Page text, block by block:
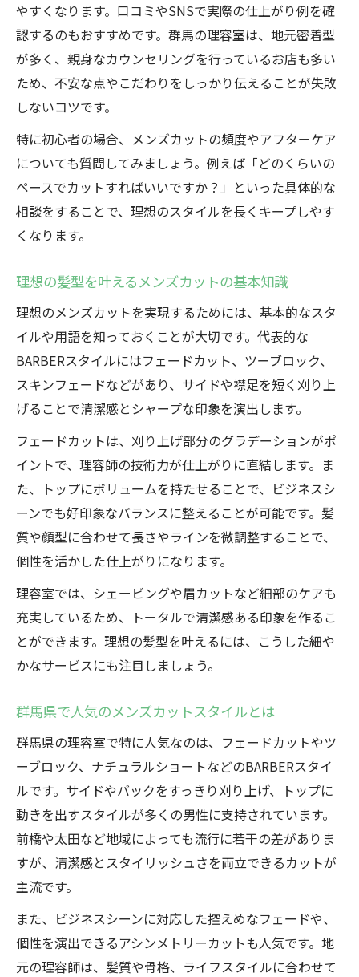
やすくなります。口コミやSNSで実際の仕上がり例を確
認するのもおすすめです。群馬の理容室は、地元密着型
が多く、親身なカウンセリングを行っているお店も多い
ため、不安な点やこだわりをしっかり伝えることが失敗
しないコツです。
特に初心者の場合、メンズカットの頻度やアフターケア
についても質問してみましょう。例えば「どのくらいの
ペースでカットすればいいですか？」といった具体的な
相談をすることで、理想のスタイルを長くキープしやす
くなります。
理想の髪型を叶えるメンズカットの基本知識
理想のメンズカットを実現するためには、基本的なスタ
イルや用語を知っておくことが大切です。代表的な
BARBERスタイルにはフェードカット、ツーブロック、
スキンフェードなどがあり、サイドや襟足を短く刈り上
げることで清潔感とシャープな印象を演出します。
フェードカットは、刈り上げ部分のグラデーションがポ
イントで、理容師の技術力が仕上がりに直結します。ま
た、トップにボリュームを持たせることで、ビジネスシ
ーンでも好印象なバランスに整えることが可能です。髪
質や顔型に合わせて長さやラインを微調整することで、
個性を活かした仕上がりになります。
理容室では、シェービングや眉カットなど細部のケアも
充実しているため、トータルで清潔感ある印象を作るこ
とができます。理想の髪型を叶えるには、こうした細や
かなサービスにも注目しましょう。
群馬県で人気のメンズカットスタイルとは
群馬県の理容室で特に人気なのは、フェードカットやツ
ーブロック、ナチュラルショートなどのBARBERスタイ
ルです。サイドやバックをすっきり刈り上げ、トップに
動きを出すスタイルが多くの男性に支持されています。
前橋や太田など地域によっても流行に若干の差がありま
すが、清潔感とスタイリッシュさを両立できるカットが
主流です。
また、ビジネスシーンに対応した控えめなフェードや、
個性を演出できるアシンメトリーカットも人気です。地
元の理容師は、髪質や骨格、ライフスタイルに合わせて